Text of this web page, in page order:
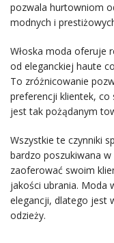
pozwala hurtowniom
modnych i
Włoska moda oferuje
od eleganckiej haute
To zróżnicowanie
preferencji klientek, co
jest tak pożądanym
Wszystkie te czynniki
bardzo poszukiwana
zaoferować swoim
jakości ubrania. Moda
elegancji, dlatego jest
odzieży.